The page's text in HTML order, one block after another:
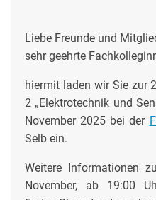
Liebe Freunde und
sehr geehrte
hiermit laden wir Sie zur
2 „Elektrotechnik und
November 2025 bei der
Selb ein.
Weitere Informationen
November, ab 19:00